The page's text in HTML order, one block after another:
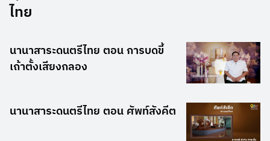
ไทย
นานาสาระดนตรีไทย ตอน การบดขี้
เถ้าตั้งเสียงกลอง
นานาสาระดนตรีไทย ตอน ศัพท์สังคีต